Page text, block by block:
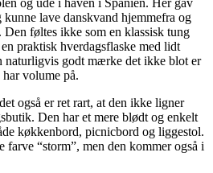
og ude i haven i Spanien. Her gav
lave danskvand hjemmefra og
Den føltes ikke som en klassisk tung
praktisk hverdagsflaske med lidt
naturligvis godt mærke det ikke blot er
volume på.
også er ret rart, at den ikke ligner
Den har et mere blødt og enkelt
køkkenbord, picnicbord og liggestol.
“storm”, men den kommer også i